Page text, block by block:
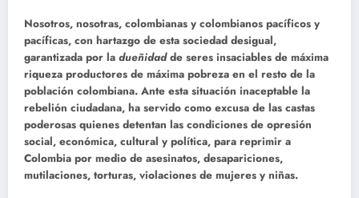
Nosotros, nosotras, colombianas y colombianos pacíficos y
pacíficas, con hartazgo de esta sociedad desigual,
garantizada por la dueñidadde seres insaciables de máxima
riqueza productores de máxima pobreza en el resto de la
población colombiana. Ante esta situación inaceptable la
rebelión ciudadana, ha servido como excusa de las castas
poderosas quienes detentan las condiciones de opresión
social, económica, cultural y política, para reprimir a
Colombia por medio de asesinatos, desapariciones,
mutilaciones, torturas, violaciones de mujeres y niñas.